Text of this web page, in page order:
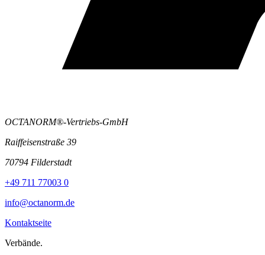
OCTANORM®-Vertriebs-GmbH
Raiffeisenstraße 39
70794 Filderstadt
+49 711 77003 0
info@octanorm.de
Kontaktseite
Verbände.